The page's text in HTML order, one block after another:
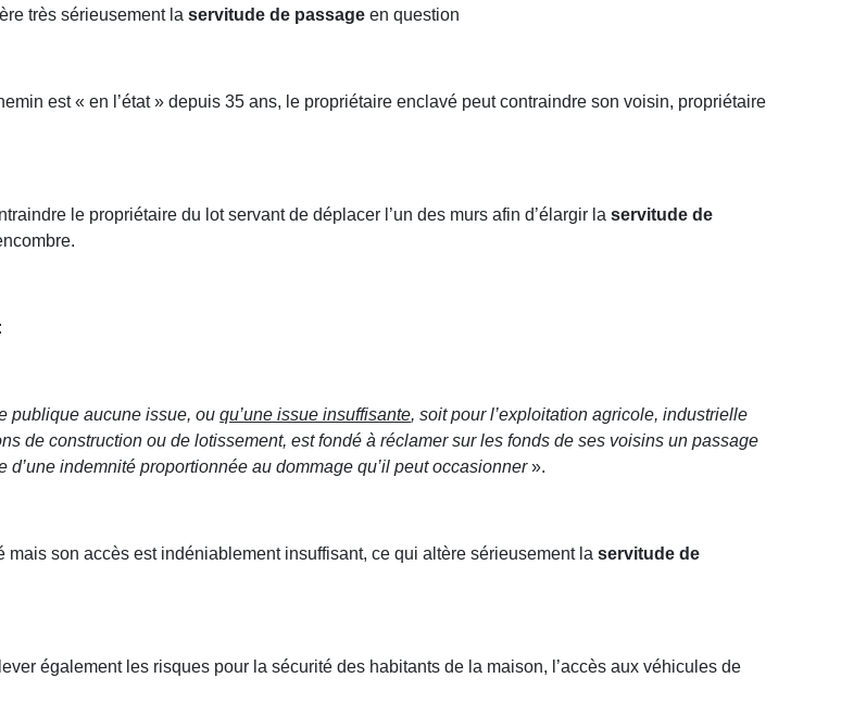
très sérieusement laservitude de passage en question
est « en l’état » depuis 35 ans, le propriétaire enclavé peut contraindre son voisin, propriétaire
le propriétaire du lot servant de déplacer l’un des murs afin d’élargir laservitude de
publique aucune issue, ouqu’une issue insuffisante, soit pour l’exploitation agricole, industrielle
de construction ou de lotissement, est fondé à réclamer sur les fonds de ses voisins un passage
indemnité proportionnée au dommage qu’il peut occasionner».
mais son accès est indéniablement insuffisant, ce qui altère sérieusement laservitude de
également les risques pour la sécurité des habitants de la maison, l’accès aux véhicules de